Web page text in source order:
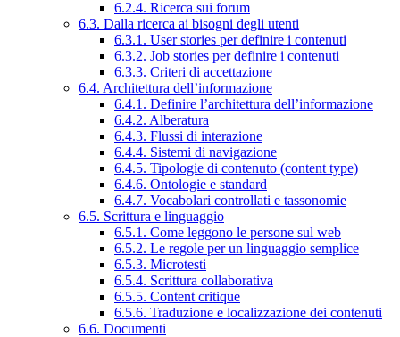
6.2.4. Ricerca sui forum
6.3. Dalla ricerca ai bisogni degli utenti
6.3.1. User stories per definire i contenuti
6.3.2. Job stories per definire i contenuti
6.3.3. Criteri di accettazione
6.4. Architettura dell’informazione
6.4.1. Definire l’architettura dell’informazione
6.4.2. Alberatura
6.4.3. Flussi di interazione
6.4.4. Sistemi di navigazione
6.4.5. Tipologie di contenuto (content type)
6.4.6. Ontologie e standard
6.4.7. Vocabolari controllati e tassonomie
6.5. Scrittura e linguaggio
6.5.1. Come leggono le persone sul web
6.5.2. Le regole per un linguaggio semplice
6.5.3. Microtesti
6.5.4. Scrittura collaborativa
6.5.5. Content critique
6.5.6. Traduzione e localizzazione dei contenuti
6.6. Documenti